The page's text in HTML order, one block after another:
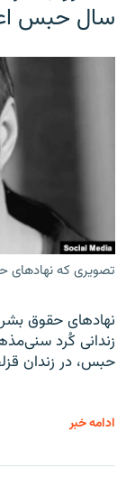
سال حبس
تصویری که نهادهای
نهادهای حقوق
حبس، در زندان
ادامه خبر